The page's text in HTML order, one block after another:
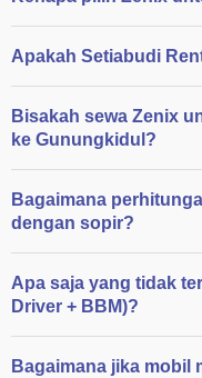
Apakah Setiabudi
Bisakah sewa Zenix
ke Gunungkidul?
Bagaimana
dengan sopir?
Apa saja yang tidak
Driver + BBM)?
Bagaimana jika mobil